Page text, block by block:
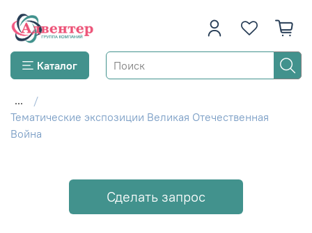
Каталог
...
Тематические экспозиции Великая Отечественная
Война
Сделать запрос